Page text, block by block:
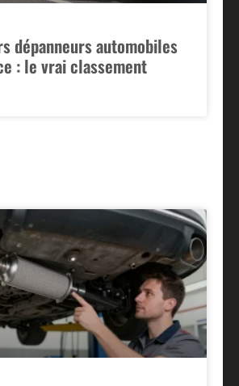
dépanneurs automobiles
: le vrai classement